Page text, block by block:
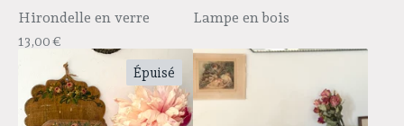
Hirondelle en verre
13,00€
Lampe en bois
Épuisé